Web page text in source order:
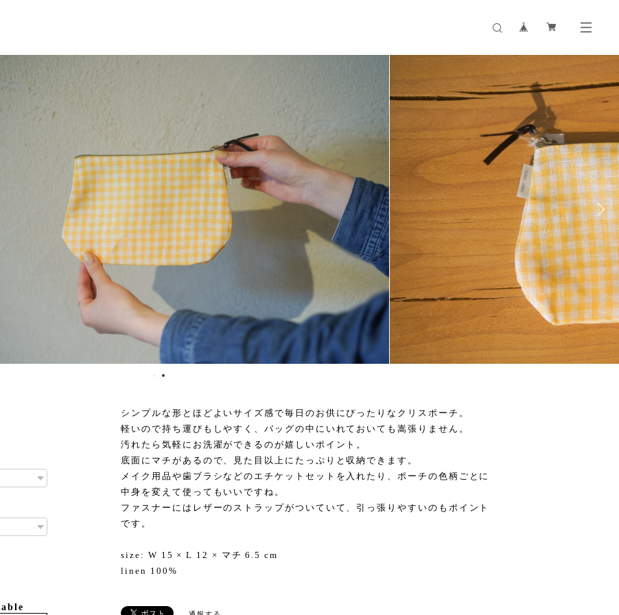
シンプルな形とほどよいサイズ感で毎日のお供にぴったりなクリスポーチ。
軽いので持ち運びもしやすく、バッグの中にいれておいても嵩張りません。
汚れたら気軽にお洗濯ができるのが嬉しいポイント。
底面にマチがあるので、見た目以上にたっぷりと収納できます。
メイク用品や歯ブラシなどのエチケットセットを入れたり、ポーチの色柄ごとに
中身を変えて使ってもいいですね。
ファスナーにはレザーのストラップがついていて、引っ張りやすいのもポイント
です。
size: W 15 × L 12 × マチ 6.5 cm
linen 100%